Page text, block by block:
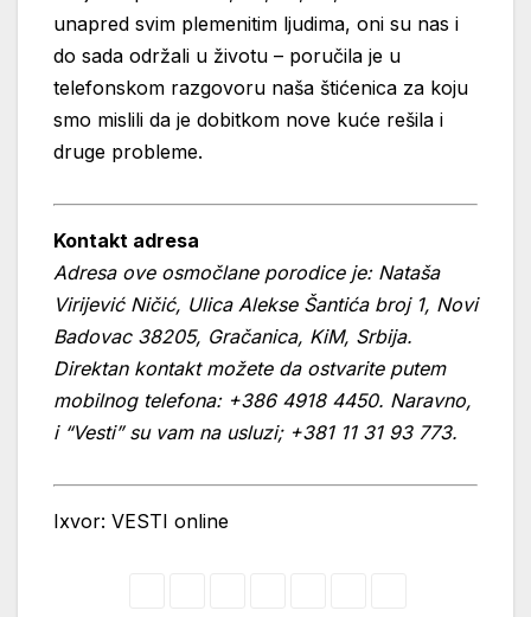
unapred svim plemenitim ljudima, oni su nas i
do sada održali u životu – poručila je u
telefonskom razgovoru naša štićenica za koju
smo mislili da je dobitkom nove kuće rešila i
druge probleme.
Kontakt adresa
Adresa ove osmočlane porodice je: Nataša
Virijević Ničić, Ulica Alekse Šantića broj 1, Novi
Badovac 38205, Gračanica, KiM, Srbija.
Direktan kontakt možete da ostvarite putem
mobilnog telefona: +386 4918 4450. Naravno,
i “Vesti” su vam na usluzi; +381 11 31 93 773.
Ixvor: VESTI online